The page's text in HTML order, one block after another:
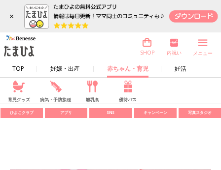
×
TOP 妊娠・出産 赤ちゃん・育児 妊活
SHOP 内祝い メニュー
育児グッズ 病気・予防接種 離乳食 優待パス
ひよこクラブ アプリ SNS キャンペーン 写真スタジオ